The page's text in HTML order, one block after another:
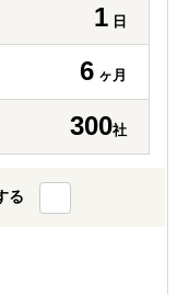
1 日
6 ヶ月
300社
る
必要なく、必要な